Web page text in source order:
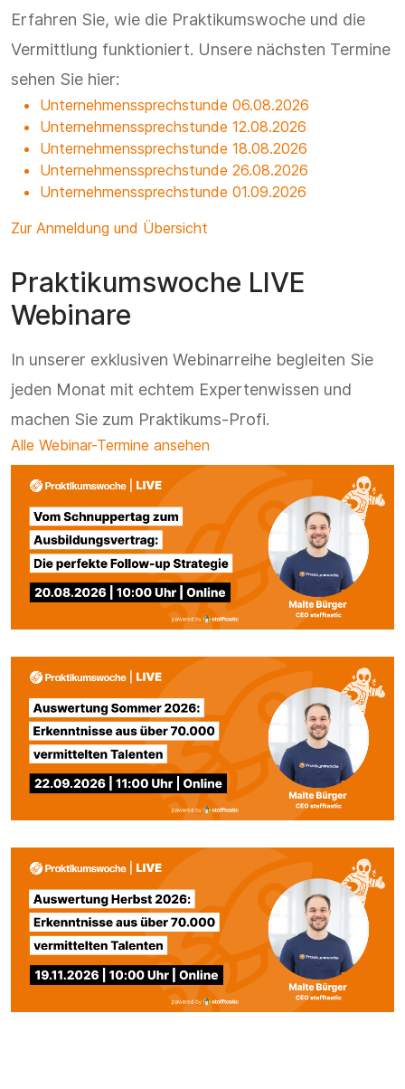
Erfahren Sie, wie die Praktikumswoche und die
Vermittlung funktioniert. Unsere nächsten Termine
sehen Sie hier:
Unternehmenssprechstunde 06.08.2026
Unternehmenssprechstunde 12.08.2026
Unternehmenssprechstunde 18.08.2026
Unternehmenssprechstunde 26.08.2026
Unternehmenssprechstunde 01.09.2026
Zur Anmeldung und Übersicht
Praktikumswoche LIVE
Webinare
In unserer exklusiven Webinarreihe begleiten Sie
jeden Monat mit echtem Expertenwissen und
machen Sie zum Praktikums-Profi.
Alle Webinar-Termine ansehen